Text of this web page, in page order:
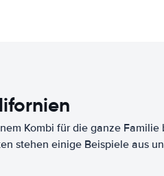
Kombi für die ganze Familie
stehen einige Beispiele aus